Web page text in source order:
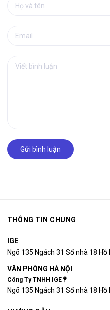
Gửi bình luận
THÔNG TIN CHUNG
IGE
Ngõ 135 Ngách 31 Số nhà 18 Hồ
VĂN PHÒNG HÀ NỘI
Công Ty TNHH IGE
Ngõ 135 Ngách 31 Số nhà 18 Hồ